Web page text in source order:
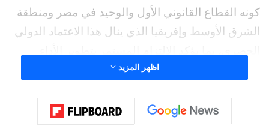
كونه القطاع القانوني الأول والوحيد في مصر ومنطقة
الشرق الأوسط وإفريقيا الذي ينال هذا الاعتماد الدولي
المؤسسي وتعزيز الامتثال للأنظمة والقوانين.
ووحداته داخل جمهورية مصر العربية وخارجها على
شهادة الأيزو ISO 9001:2015 في مجال إدارة الجودة
اظهر المزيد